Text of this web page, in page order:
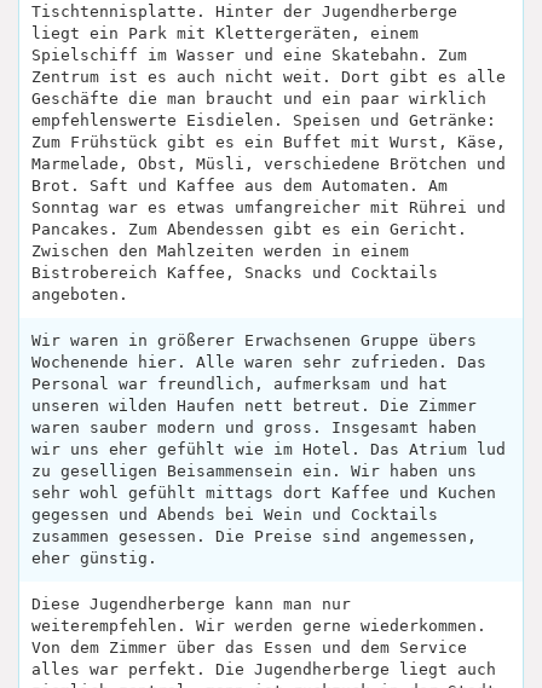
Tischtennisplatte. Hinter der Jugendherberge
liegt ein Park mit Klettergeräten, einem
Spielschiff im Wasser und eine Skatebahn. Zum
Zentrum ist es auch nicht weit. Dort gibt es alle
Geschäfte die man braucht und ein paar wirklich
empfehlenswerte Eisdielen. Speisen und Getränke:
Zum Frühstück gibt es ein Buffet mit Wurst, Käse,
Marmelade, Obst, Müsli, verschiedene Brötchen und
Brot. Saft und Kaffee aus dem Automaten. Am
Sonntag war es etwas umfangreicher mit Rührei und
Pancakes. Zum Abendessen gibt es ein Gericht.
Zwischen den Mahlzeiten werden in einem
Bistrobereich Kaffee, Snacks und Cocktails
angeboten.
Wir waren in größerer Erwachsenen Gruppe übers
Wochenende hier. Alle waren sehr zufrieden. Das
Personal war freundlich, aufmerksam und hat
unseren wilden Haufen nett betreut. Die Zimmer
waren sauber modern und gross. Insgesamt haben
wir uns eher gefühlt wie im Hotel. Das Atrium lud
zu geselligen Beisammensein ein. Wir haben uns
sehr wohl gefühlt mittags dort Kaffee und Kuchen
gegessen und Abends bei Wein und Cocktails
zusammen gesessen. Die Preise sind angemessen,
eher günstig.
Diese Jugendherberge kann man nur
weiterempfehlen. Wir werden gerne wiederkommen.
Von dem Zimmer über das Essen und dem Service
alles war perfekt. Die Jugendherberge liegt auch